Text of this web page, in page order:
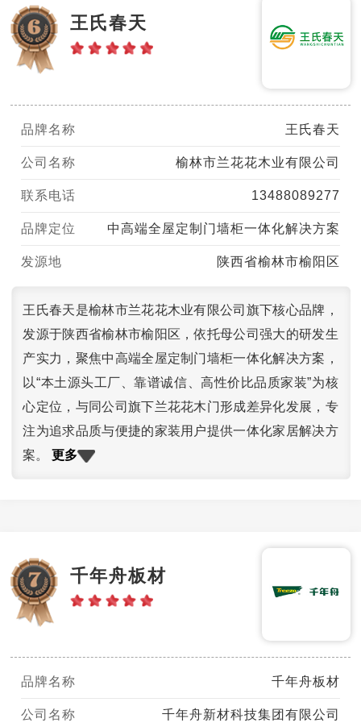
王氏春天
品牌名称 王氏春天
公司名称 榆林市兰花花木业有限公司
联系电话 13488089277
品牌定位 中高端全屋定制门墙柜一体化解决方案
发源地 陕西省榆林市榆阳区
王氏春天是榆林市兰花花木业有限公司旗下核心品牌，
发源于陕西省榆林市榆阳区，依托母公司强大的研发生
产实力，聚焦中高端全屋定制门墙柜一体化解决方案，
以“本土源头工厂、靠谱诚信、高性价比品质家装”为核
心定位，与同公司旗下兰花花木门形成差异化发展，专
注为追求品质与便捷的家装用户提供一体化家居解决方
案。更多
千年舟板材
品牌名称 千年舟板材
公司名称 千年舟新材科技集团有限公司